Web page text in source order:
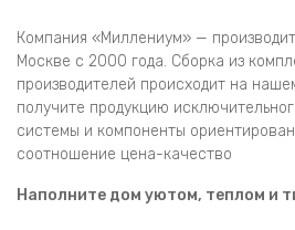
Компания «Миллениум» —
Москве с 2000 года. Сборка из
производителей происходит на
получите продукцию
системы и компоненты
соотношение цена-качество
Наполните дом уютом, теплом и